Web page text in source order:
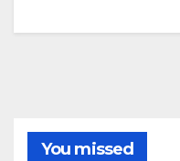
You missed